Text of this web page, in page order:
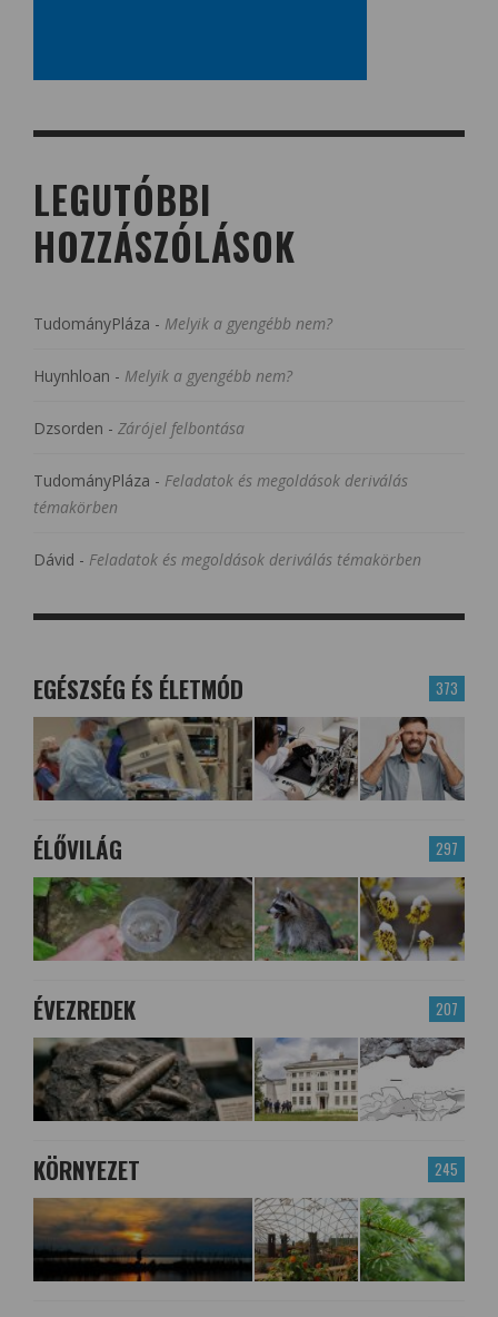
LEGUTÓBBI
HOZZÁSZÓLÁSOK
TudományPláza - Melyik a gyengébb nem?
Huynhloan - Melyik a gyengébb nem?
Dzsorden - Zárójel felbontása
TudományPláza - Feladatok és megoldások deriválás
témakörben
Dávid - Feladatok és megoldások deriválás témakörben
373
EGÉSZSÉG ÉS ÉLETMÓD
297
ÉLŐVILÁG
207
ÉVEZREDEK
245
KÖRNYEZET